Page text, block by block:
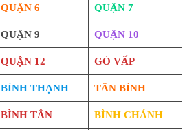
QUẬN 6 QUẬN 7
QUẬN 9 QUẬN 10
QUẬN 12 GÒ VẤP
BÌNH THẠNH TÂN BÌNH
BÌNH TÂN BÌNH CHÁNH